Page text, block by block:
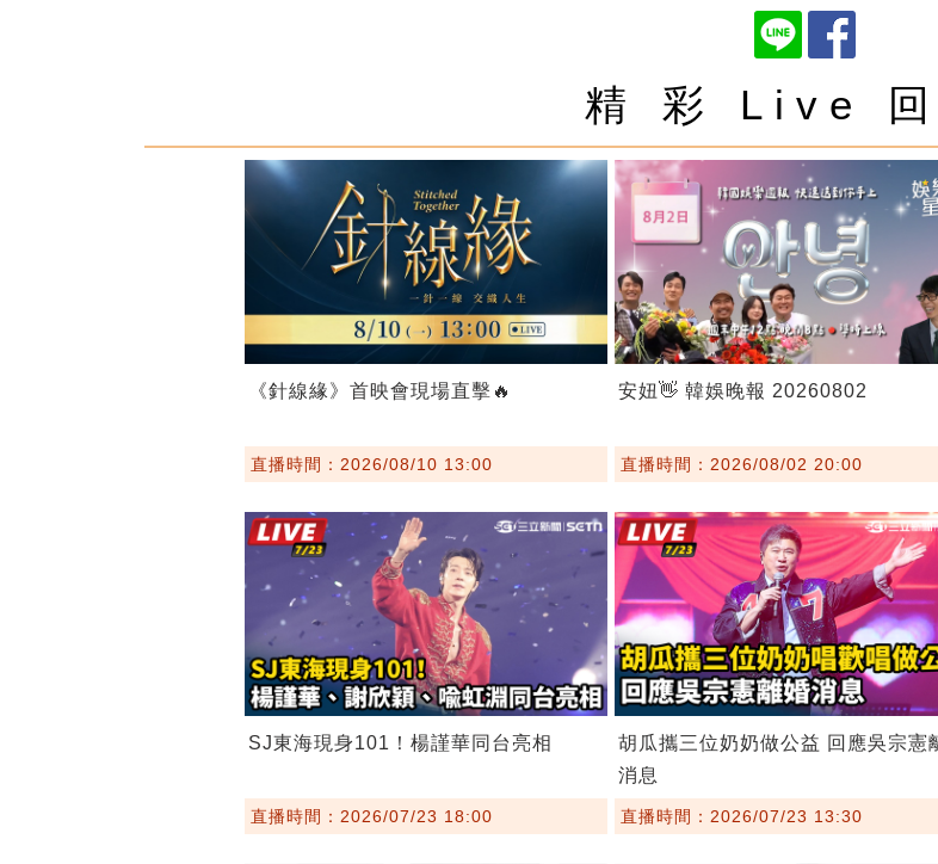
精 彩 Live
《針線緣》首映會現場直擊🔥
直播時間：2026/08/10 13:00
安妞👋 韓娛晚報 20260802
直播時間：2026/08/02 20:00
SJ東海現身101！楊謹華同台亮相
直播時間：2026/07/23 18:00
胡瓜攜三位奶奶做公益 回應吳宗憲
消息
直播時間：2026/07/23 13:30